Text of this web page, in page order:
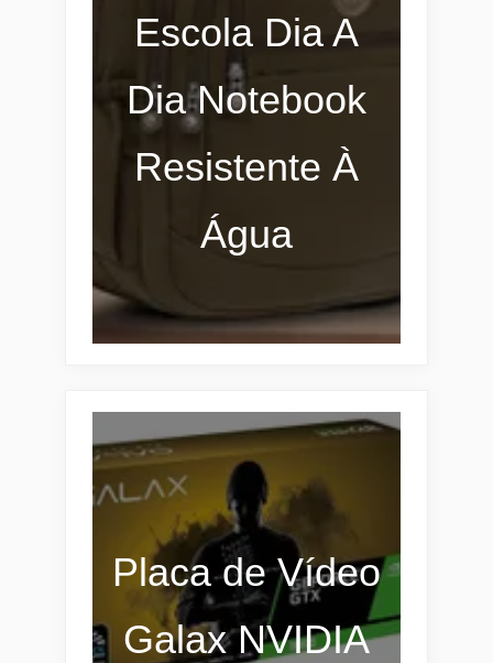
Escola Dia A
Dia Notebook
Resistente À
Água
Placa de Vídeo
Galax NVIDIA